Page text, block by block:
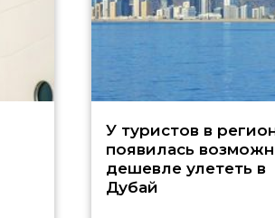
У туристов в
появилась
дешевле улететь в
Дубай